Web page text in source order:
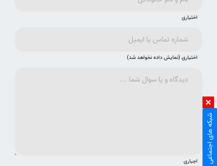
اختیاری
اختیاری (نمایش داده نخواهد شد)
اجباری شبکه های اجتماعی